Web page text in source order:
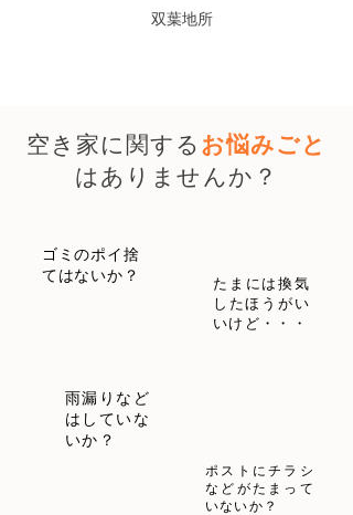
​双葉地所
空き家に関する お悩みごと
はありませんか？
ゴミのポイ捨
てはないか？
雨漏りなど
はしていな
いか？
​たまには換気
したほうがい
いけど・・・
ポストにチラシ
などがたまって
いないか？